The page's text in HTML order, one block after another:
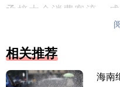
承接大众消费客流，
杆，一高一低、一雅一
相关推荐
海南